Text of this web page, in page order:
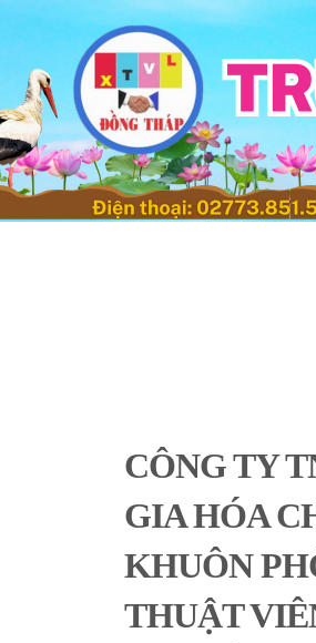
content
CÔNG TY
GIA HÓA
KHUÔN
THUẬT